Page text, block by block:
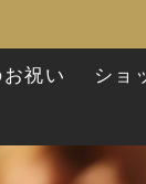
祝い ショ